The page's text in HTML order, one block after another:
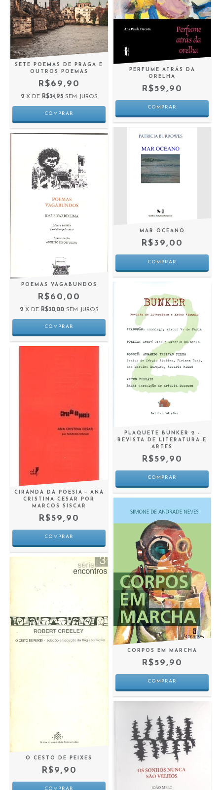
SETE POEMAS DE PRAGA E
OUTROS POEMAS
R$69,90
2 X DE R$34,95 SEM JUROS
PERFUME ATRÁS DA
ORELHA
R$59,90
POEMAS VAGABUNDOS
R$60,00
2 X DE R$30,00 SEM JUROS
MAR OCEANO
R$39,00
CIRANDA DA POESIA - ANA
CRISTINA CESAR POR
MARCOS SISCAR
R$59,90
PLAQUETE BUNKER 2 -
REVISTA DE LITERATURA E
ARTES
R$59,90
O CESTO DE PEIXES
R$9,90
CORPOS EM MARCHA
R$59,90